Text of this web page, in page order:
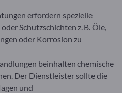
erfordern spezielle
Schutzschichten z. B. Öle,
oder Korrosion zu
beinhalten chemische
Der Dienstleister sollte die
und